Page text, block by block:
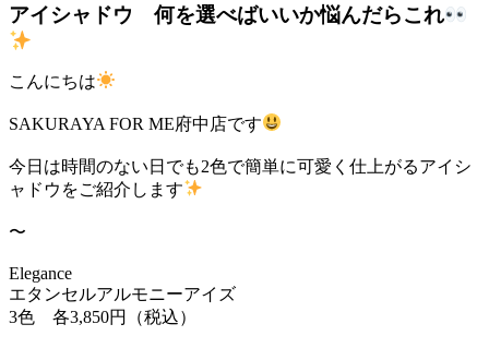
アイシャドウ 何を選べばいいか悩んだらこれ
こんにちは
SAKURAYA FOR ME府中店です
今日は時間のない日でも2色で簡単に可愛く仕上がるアイシ
ャドウをご紹介します
〜
Elegance
エタンセルアルモニーアイズ
3色 各3,850円（税込）